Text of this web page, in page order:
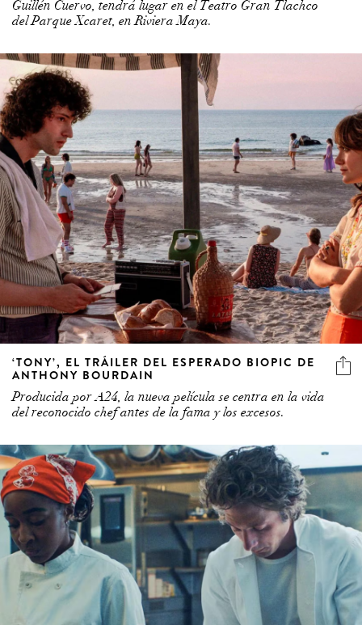
Guillén Cuervo, tendrá lugar en el Teatro Gran Tlachco
del Parque Xcaret, en Riviera Maya.
‘TONY’, EL TRÁILER DEL ESPERADO BIOPIC DE
ANTHONY BOURDAIN
Producida por A24, la nueva película se centra en la vida
del reconocido chef antes de la fama y los excesos.